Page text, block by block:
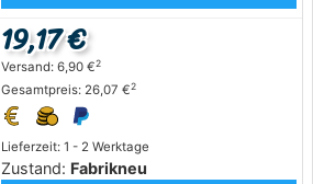
Lieferzeit: 1 - 2 Werktage
Zustand: Fabrikneu
19,17 €
Versand: 6,90 €2
Gesamtpreis: 26,07 €2